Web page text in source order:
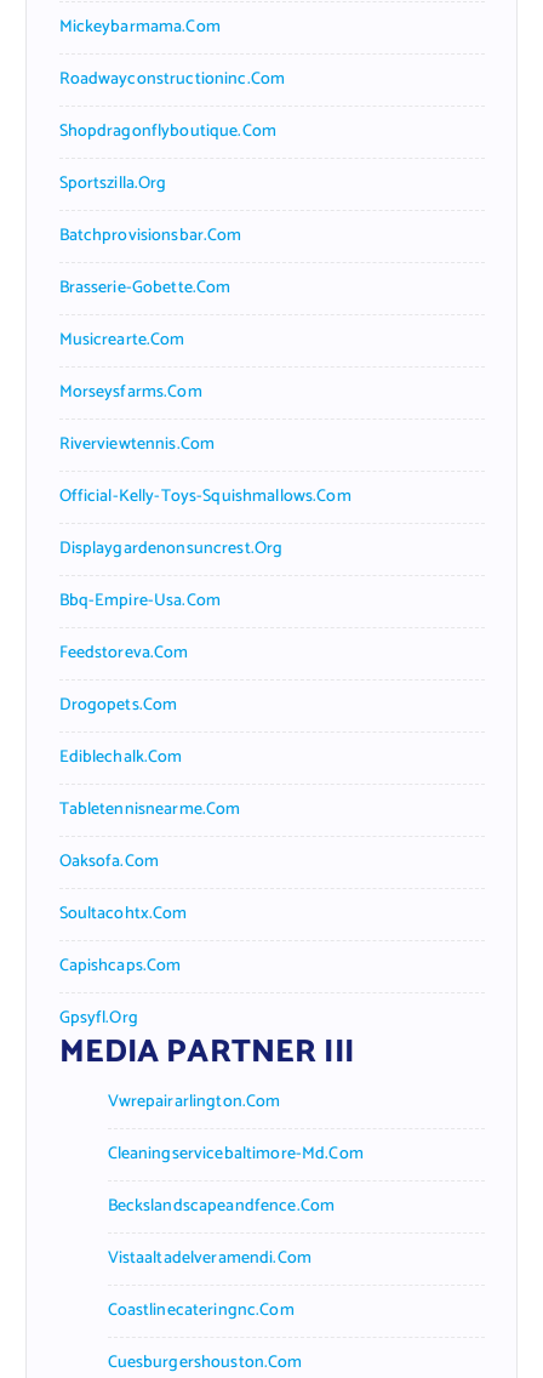
Mickeybarmama.com
Roadwayconstructioninc.com
Shopdragonflyboutique.com
Sportszilla.org
Batchprovisionsbar.com
Brasserie-Gobette.com
Musicrearte.com
Morseysfarms.com
Riverviewtennis.com
Official-Kelly-Toys-Squishmallows.com
Displaygardenonsuncrest.org
Bbq-Empire-Usa.com
Feedstoreva.com
Drogopets.com
Ediblechalk.com
Tabletennisnearme.com
Oaksofa.com
Soultacohtx.com
Capishcaps.com
Gpsyfl.org
MEDIA PARTNER III
Vwrepairarlington.com
Cleaningservicebaltimore-Md.com
Beckslandscapeandfence.com
Vistaaltadelveramendi.com
Coastlinecateringnc.com
Cuesburgershouston.com